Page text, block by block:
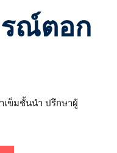
รณ์ตอก
เข็มชั้นนำ ปรึกษาผู้